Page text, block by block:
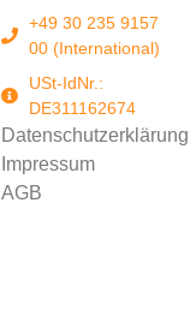
+49 30 235 9157
00 (International)
USt-IdNr.:
DE311162674
Datenschutzerklärung
Impressum
AGB